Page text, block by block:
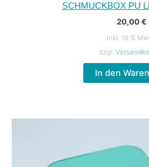
SCHMUCKBOX PU
20,00€
inkl. 19 %
zzgl.
In den